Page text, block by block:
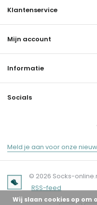
Klantenservice
Mijn account
Informatie
Socials
Meld je aan voor onze
© 2026 Socks-
RSS-feed
Wij slaan cookies op om